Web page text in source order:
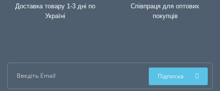
Доставка товару 1-3 дні по
Україні
Співпраця для оптових
покупців
Підписка